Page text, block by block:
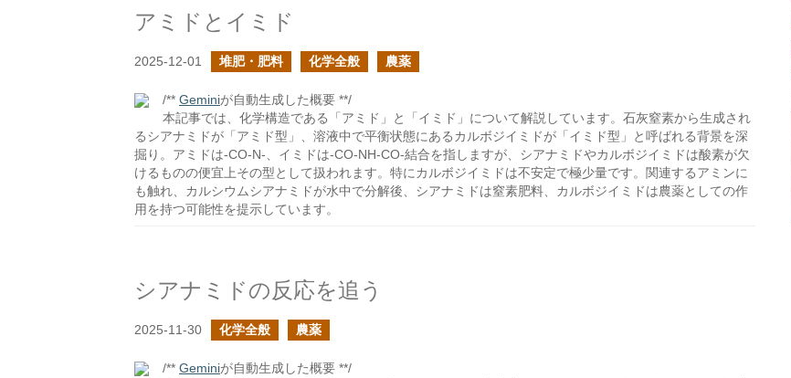
アミドとイミド
2025-12-01 堆肥・肥料 化学全般 農薬
/** Geminiが自動生成した概要 **/
本記事では、化学構造である「アミド」と「イミド」について解説しています。石灰窒素から生成され
るシアナミドが「アミド型」、溶液中で平衡状態にあるカルボジイミドが「イミド型」と呼ばれる背景を深
掘り。アミドは-CO-N-、イミドは-CO-NH-CO-結合を指しますが、シアナミドやカルボジイミドは酸素が欠
けるものの便宜上その型として扱われます。特にカルボジイミドは不安定で極少量です。関連するアミンに
も触れ、カルシウムシアナミドが水中で分解後、シアナミドは窒素肥料、カルボジイミドは農薬としての作
用を持つ可能性を提示しています。
シアナミドの反応を追う
2025-11-30 化学全般 農薬
/** Geminiが自動生成した概要 **/